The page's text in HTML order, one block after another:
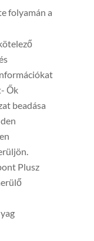
folyamán a
Ők
beadása
Plusz